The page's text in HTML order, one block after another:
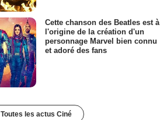
Cette chanson des Beatles est à
l'origine de la création d'un
personnage Marvel bien connu
et adoré des fans
Toutes les actus Ciné